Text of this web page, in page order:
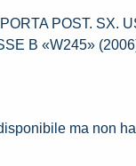
POST. SX.
B «W245»
ma non